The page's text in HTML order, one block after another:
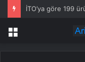
İTO’ya göre 199
Menü